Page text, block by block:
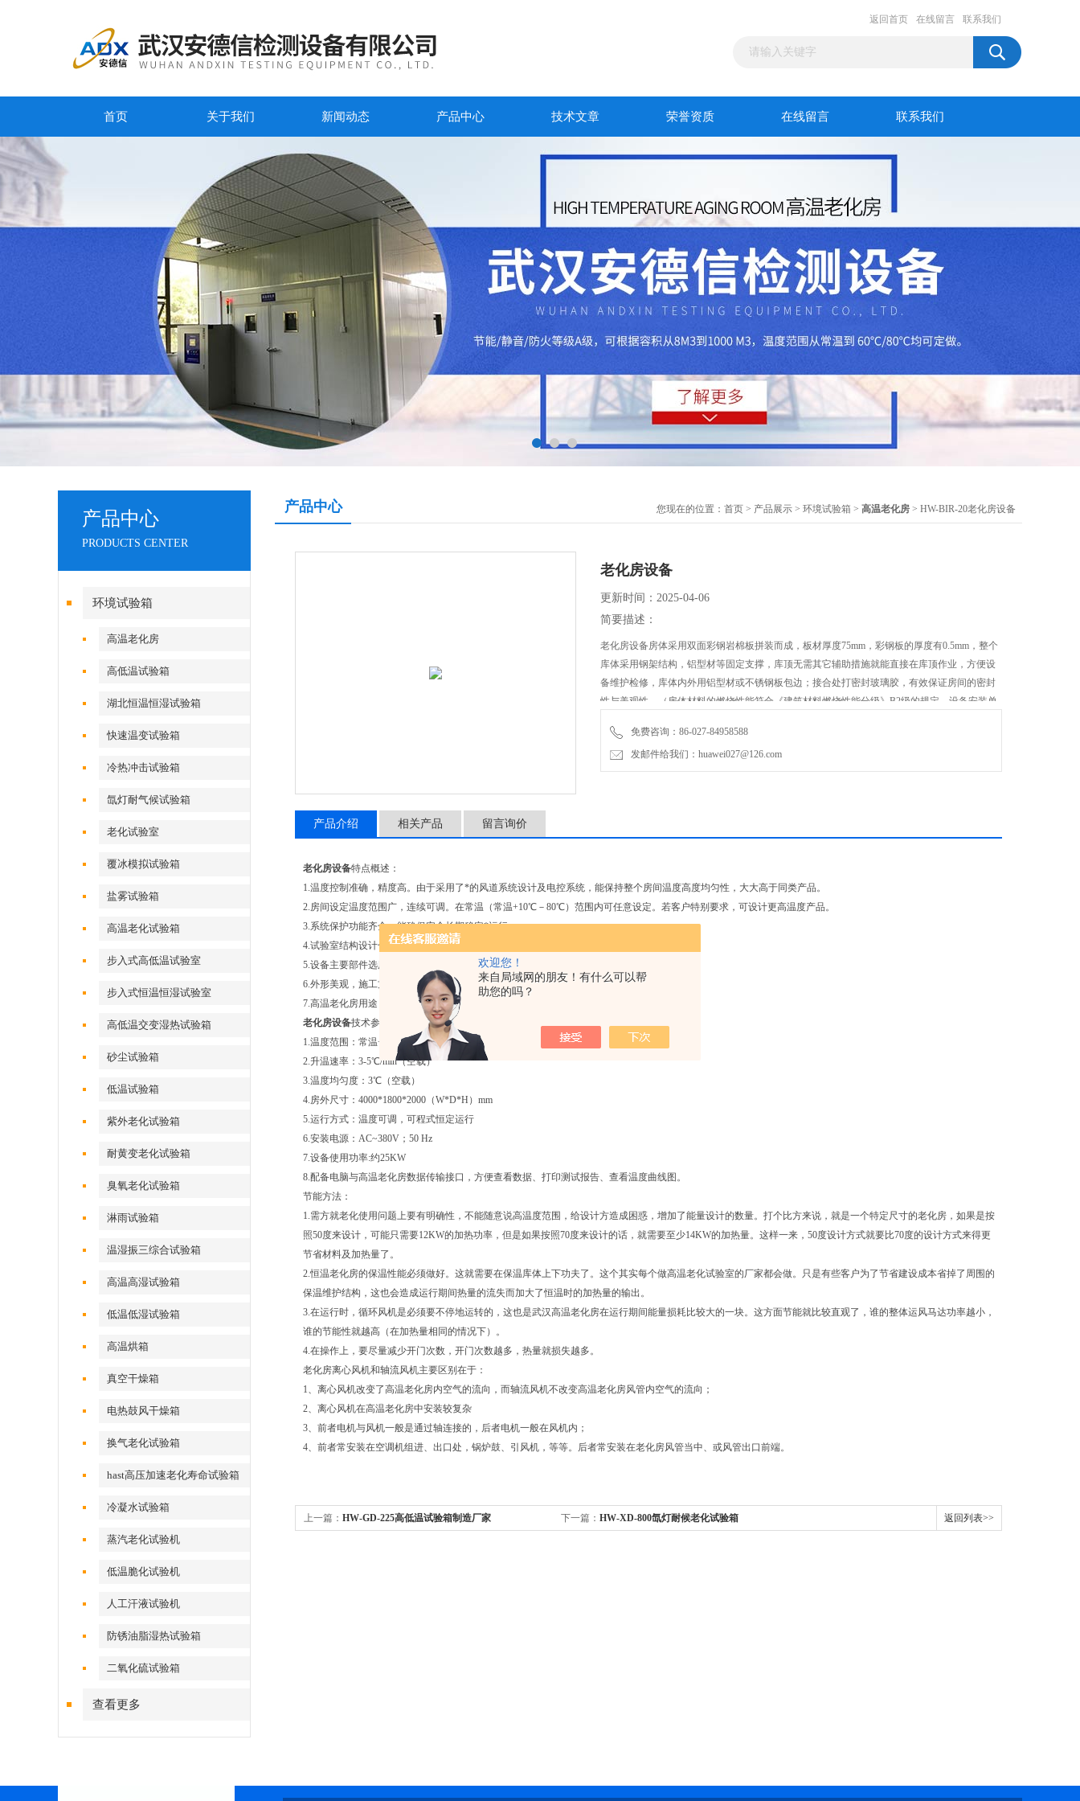
欢迎您！
来自局域网的朋友！有什么可以帮
助您的吗？
返回首页 在线留言 联系我们
首页 关于我们 新闻动态 产品中心 技术文章 荣誉资质 在线留言 联系我们
产品中心
PRODUCTS CENTER
环境试验箱
高温老化房
高低温试验箱
湖北恒温恒湿试验箱
快速温变试验箱
冷热冲击试验箱
氙灯耐气候试验箱
老化试验室
覆冰模拟试验箱
盐雾试验箱
高温老化试验箱
步入式高低温试验室
步入式恒温恒湿试验室
高低温交变湿热试验箱
砂尘试验箱
低温试验箱
紫外老化试验箱
耐黄变老化试验箱
臭氧老化试验箱
淋雨试验箱
温湿振三综合试验箱
高温高湿试验箱
低温低湿试验箱
高温烘箱
真空干燥箱
电热鼓风干燥箱
换气老化试验箱
hast高压加速老化寿命试验箱
冷凝水试验箱
蒸汽老化试验机
低温脆化试验机
人工汗液试验机
防锈油脂湿热试验箱
二氧化硫试验箱
查看更多
产品中心 您现在的位置： 首页 > 产品展示 > 环境试验箱 > 高温老化房 > HW-BIR-20老化房设备
老化房设备
更新时间：2025-04-06
简要描述：
老化房设备房体采用双面彩钢岩棉板拼装而成，板材厚度75mm，彩钢板的厚度有0.5mm，整个
库体采用钢架结构，铝型材等固定支撑，库顶无需其它辅助措施就能直接在库顶作业，方便设
备维护检修，库体内外用铝型材或不锈钢板包边；接合处打密封玻璃胶，有效保证房间的密封
性与美观性。（房体材料的燃烧性能符合《建筑材料燃烧性能分级》B2级的规定。设备安装单
免费咨询：86-027-84958588
发邮件给我们：huawei027@126.com
产品介绍 相关产品 留言询价
老化房设备特点概述：
1.温度控制准确，精度高。由于采用了*的风道系统设计及电控系统，能保持整个房间温度高度均匀性，大大高于同类产品。
2.房间设定温度范围广，连续可调。在常温（常温+10℃－80℃）范围内可任意设定。若客户特别要求，可设计更高温度产品。
3.系统保护功能齐全，能确保安全长期稳定*运行。
4.试验室结构设计合理，能够适应长期、稳定、安全、可靠的生产需求。
5.设备主要部件选用国内外厂家的优质产品，确保整机的质量和性能。
6.外形美观，施工方便，施工周期短。
7.高温老化房用途：广泛应用于电源电子、电脑、通讯、制药等领域产品的老化试验。
老化房设备技术参数：
1.温度范围：常温+10℃－80℃
2.升温速率：3-5℃/min（空载）
3.温度均匀度：3℃（空载）
4.房外尺寸：4000*1800*2000（W*D*H）mm
5.运行方式：温度可调，可程式恒定运行
6.安装电源：AC~380V；50 Hz
7.设备使用功率:约25KW
8.配备电脑与高温老化房数据传输接口，方便查看数据、打印测试报告、查看温度曲线图。
节能方法：
1.需方就老化使用问题上要有明确性，不能随意说高温度范围，给设计方造成困惑，增加了能量设计的数量。打个比方来说，就是一个特定尺寸的老化房，如果是按
照50度来设计，可能只需要12KW的加热功率，但是如果按照70度来设计的话，就需要至少14KW的加热量。这样一来，50度设计方式就要比70度的设计方式来得更
节省材料及加热量了。
2.恒温老化房的保温性能必须做好。这就需要在保温库体上下功夫了。这个其实每个做高温老化试验室的厂家都会做。只是有些客户为了节省建设成本省掉了周围的
保温维护结构，这也会造成运行期间热量的流失而加大了恒温时的加热量的输出。
3.在运行时，循环风机是必须要不停地运转的，这也是武汉高温老化房在运行期间能量损耗比较大的一块。这方面节能就比较直观了，谁的整体运风马达功率越小，
谁的节能性就越高（在加热量相同的情况下）。
4.在操作上，要尽量减少开门次数，开门次数越多，热量就损失越多。
老化房离心风机和轴流风机主要区别在于：
1、离心风机改变了高温老化房内空气的流向，而轴流风机不改变高温老化房风管内空气的流向；
2、离心风机在高温老化房中安装较复杂
3、前者电机与风机一般是通过轴连接的，后者电机一般在风机内；
4、前者常安装在空调机组进、出口处，锅炉鼓、引风机，等等。后者常安装在老化房风管当中、或风管出口前端。
上一篇： HW-GD-225高低温试验箱制造厂家 下一篇： HW-XD-800氙灯耐候老化试验箱 返回列表>>